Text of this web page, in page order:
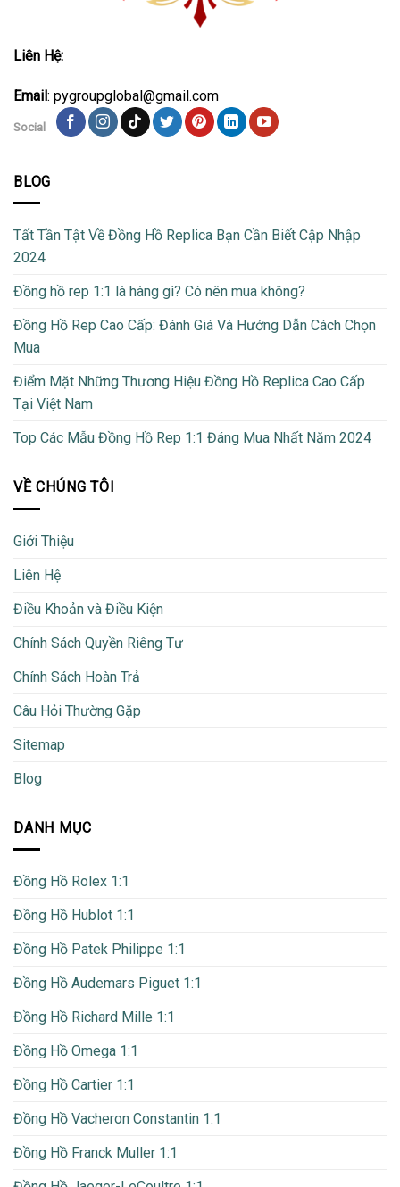
Liên Hệ:
Email : pygroupglobal@gmail.com
Social
BLOG
Tất Tần Tật Về Đồng Hồ Replica Bạn Cần Biết Cập Nhập
2024
Đồng hồ rep 1:1 là hàng gì? Có nên mua không?
Đồng Hồ Rep Cao Cấp: Đánh Giá Và Hướng Dẫn Cách Chọn
Mua
Điểm Mặt Những Thương Hiệu Đồng Hồ Replica Cao Cấp
Tại Việt Nam
Top Các Mẫu Đồng Hồ Rep 1:1 Đáng Mua Nhất Năm 2024
VỀ CHÚNG TÔI
Giới Thiệu
Liên Hệ
Điều Khoản và Điều Kiện
Chính Sách Quyền Riêng Tư
Chính Sách Hoàn Trả
Câu Hỏi Thường Gặp
Sitemap
Blog
DANH MỤC
Đồng Hồ Rolex 1:1
Đồng Hồ Hublot 1:1
Đồng Hồ Patek Philippe 1:1
Đồng Hồ Audemars Piguet 1:1
Đồng Hồ Richard Mille 1:1
Đồng Hồ Omega 1:1
Đồng Hồ Cartier 1:1
Đồng Hồ Vacheron Constantin 1:1
Đồng Hồ Franck Muller 1:1